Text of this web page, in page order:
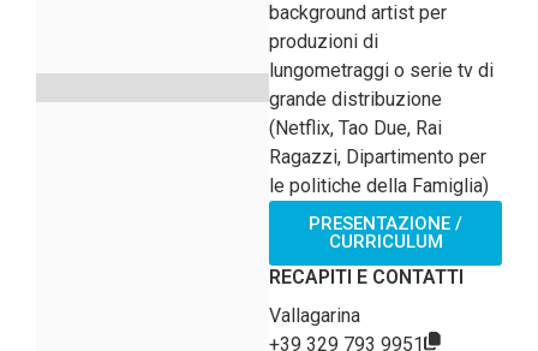
background artist per
produzioni di
lungometraggi o serie tv di
grande distribuzione
(Netflix, Tao Due, Rai
Ragazzi, Dipartimento per
le politiche della Famiglia)
PRESENTAZIONE /
CURRICULUM
RECAPITI E CONTATTI
Vallagarina
+39 329 793 9951